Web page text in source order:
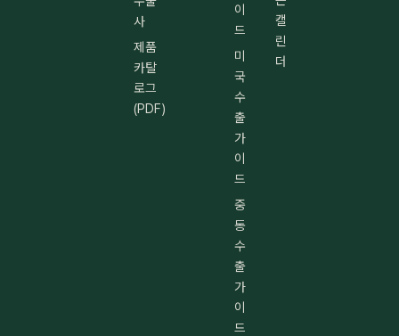
사
제품
카탈
로그
(PDF)
이
드
미
국
수
출
가
이
드
중
동
수
출
가
이
드
캘
린
더